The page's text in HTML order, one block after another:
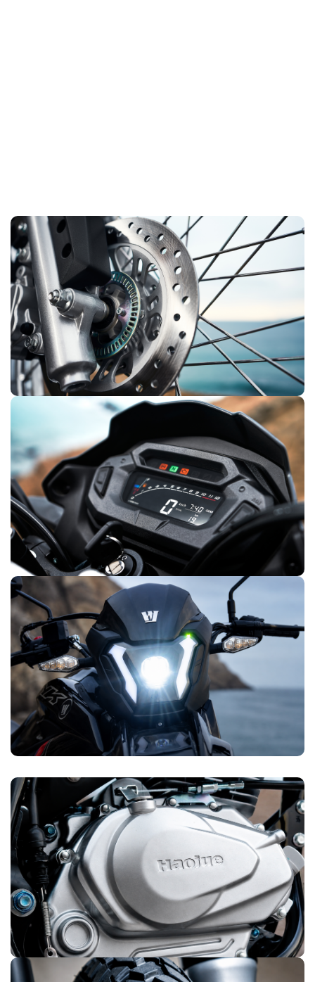
FRENO ABS DELANTERO
El sistema ABS de la
NK160 evita el bloqueo de rueda en
frenadas de emergencia, manteniendo la
estabilidad y el
control incluso en
pavimento mojado o superficies
irregulares. Una tecnología que antes
era exclusiva de motos
de mayor
segmento, ahora disponible donde más se
necesita.
TABLERO DIGITAL
El tablero digital de la NK160 muestra en tiempo real
velocidad, autonomía de combustible, kilometraje parcial y
total, e indicadores de alerta, todo en una pantalla de lectura
clara bajo cualquier condición de luz. Porque manejar con
información es manejar con ventaja.
ILUMINACIÓN LED
La NK160 equipa tecnología LED de alta luminosidad que
ilumina más metros de camino con menor consumo
energético. Mejor enfoque del haz, mayor vida útil y una
presencia visual que proyecta carácter desde cualquier
ángulo. Ver más, ser visto mejor: dos ventajas en un solo
componente.
MOTOR HJ CERO VIBRACIONES
La NK160 incorpora la tecnología TSR de Haojue, un sistema
de balanceo avanzado que neutraliza las vibraciones del
motor desde el interior. El resultado es un manejo más fluido,
menor fatiga en manos y brazos en trayectos prolongados, y
una durabilidad mecánica superior.